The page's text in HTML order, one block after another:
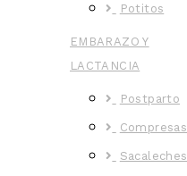
Potitos
EMBARAZO Y
LACTANCIA
Postparto
Compresas
Sacaleches